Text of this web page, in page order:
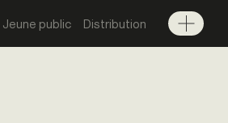
Jeune public Distribution
Menu